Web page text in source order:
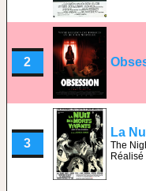
2
3
La
The
Réalisé